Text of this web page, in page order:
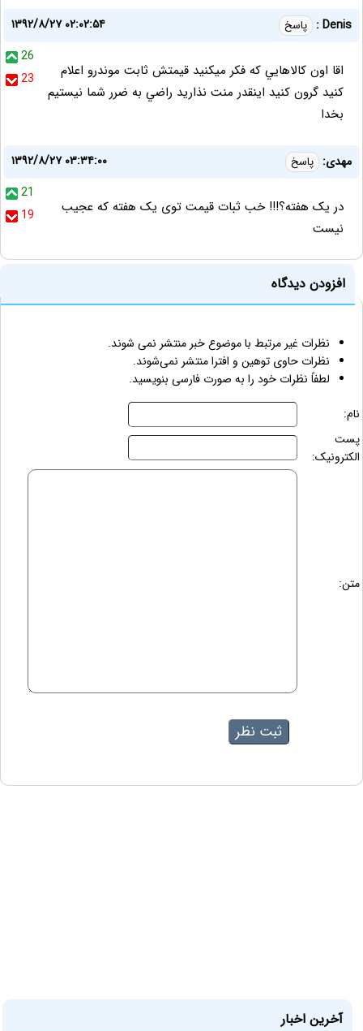
Denis : پاسخ
۱۳۹۲/۸/۲۷ ۰۲:۰۲:۵۴
26
23
اقا اون كالاهايي كه فكر ميكنيد قيمتش ثابت موندرو اعلام
كنيد گرون كنيد اينقدر منت نذاريد راضي به ضرر شما نيستيم
بخدا
مهدی: پاسخ
۱۳۹۲/۸/۲۷ ۰۳:۳۴:۰۰
21
19
در یک هفته؟!!! خب ثبات قیمت توی یک هفته که عجیب
نیست
افزودن دیدگاه
نظرات غیر مرتبط با موضوع خبر منتشر نمی شوند.
نظرات حاوی توهین و افترا منتشر نمی‌شوند.
لطفاً نظرات خود را به صورت فارسی بنویسید.
نام:
پست
الکترونیک:
متن:
آخرین اخبار